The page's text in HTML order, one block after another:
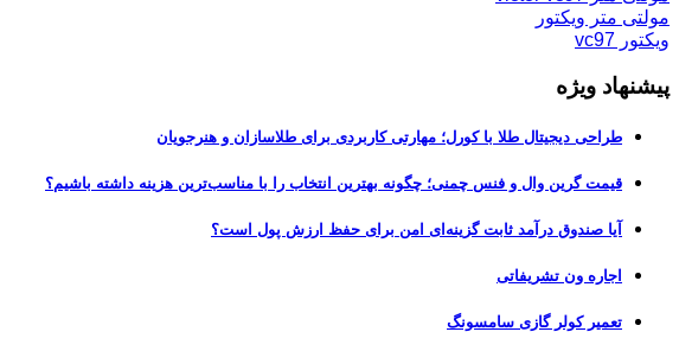
مولتی متر ویکتور
ویکتور vc97
پیشنهاد ویژه
طراحی دیجیتال طلا با کورل؛ مهارتی کاربردی برای طلاسازان و هنرجویان
قیمت گرین وال و فنس چمنی؛ چگونه بهترین انتخاب را با مناسب‌ترین هزینه داشته باشیم؟
آیا صندوق درآمد ثابت گزینه‌ای امن برای حفظ ارزش پول است؟
اجاره ون تشریفاتی
تعمیر کولر گازی سامسونگ